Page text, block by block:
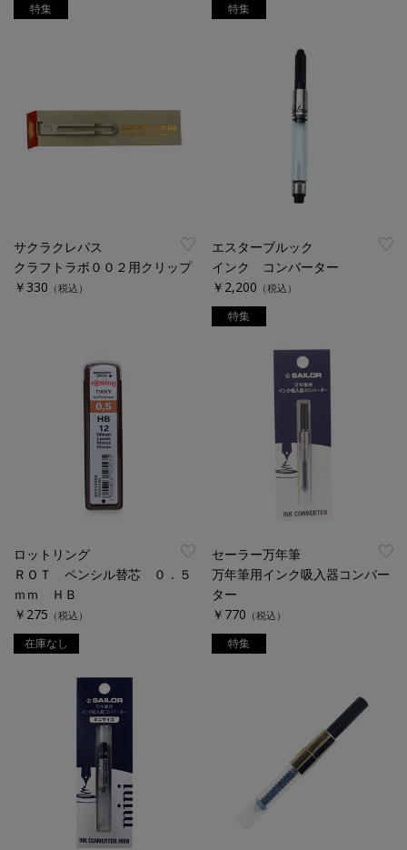
特集 特集
サクラクレパス
クラフトラボ００２用クリップ
￥330 （税込）
エスターブルック
インク コンバーター
￥2,200 （税込）
特集
ロットリング
ＲＯＴ ペンシル替芯 ０．５
ｍｍ ＨＢ
￥275 （税込）
在庫なし
セーラー万年筆
万年筆用インク吸入器コンバー
ター
￥770 （税込）
特集